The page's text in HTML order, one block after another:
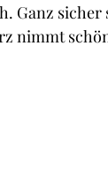
Ganz
nimmt